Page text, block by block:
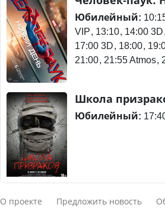
чем говорят с
избирателями
представители партий
Министр рассказал, из
чего делают колбасу в
Казахстане
почему казахстанские
ВОЗ
120
Юбилейный:
VIP 13:10 14:00 3D
17:00 3D 18:00
21:00 21:55 Atmos
Школа
Юбилейный:
Смешарики
О проекте Предложить новость